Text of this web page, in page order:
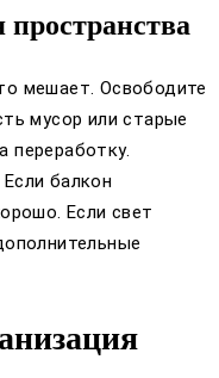
мешает. Освободите
мусор или старые
переработку.
балкон
Если свет